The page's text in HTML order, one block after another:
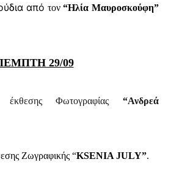
από τον“Ηλία Μαυροσκούφη”
29/09
έκθεσης Φωτογραφίας “Ανδρεά
Ζωγραφικής “KSENIA JULY”.